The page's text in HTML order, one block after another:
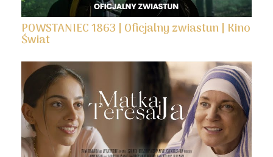
POWSTANIEC 1863 | Oficjalny zwiastun | Kino
Świat